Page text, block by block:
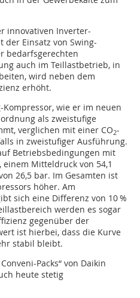
innovativen Inverter-
der Einsatz von Swing-
bedarfsgerechten
auch im Teillastbetrieb, in
wird neben dem
erhöht.
wie er im neuen
als zweistufige
verglichen mit einer CO2-
in zweistufiger Ausführung.
Betriebsbedingungen mit
Mitteldruck von 54,1
26,5 bar. Im Gesamten ist
höher. Am
sich eine Differenz von 10 %
werden es sogar
gegenüber der
ist hierbei, dass die Kurve
stabil bleibt.
Conveni-Packs“ von Daikin
heute stetig